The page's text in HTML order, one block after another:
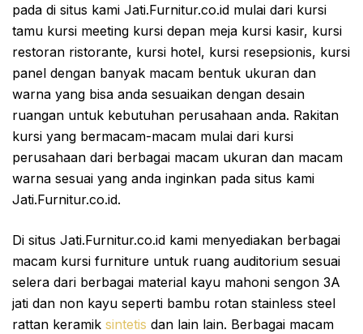
pada di situs kami Jati.Furnitur.co.id mulai dari kursi
tamu kursi meeting kursi depan meja kursi kasir, kursi
restoran ristorante, kursi hotel, kursi resepsionis, kursi
panel dengan banyak macam bentuk ukuran dan
warna yang bisa anda sesuaikan dengan desain
ruangan untuk kebutuhan perusahaan anda. Rakitan
kursi yang bermacam-macam mulai dari kursi
perusahaan dari berbagai macam ukuran dan macam
warna sesuai yang anda inginkan pada situs kami
Jati.Furnitur.co.id.
Di situs Jati.Furnitur.co.id kami menyediakan berbagai
macam kursi furniture untuk ruang auditorium sesuai
selera dari berbagai material kayu mahoni sengon 3A
jati dan non kayu seperti bambu rotan stainless steel
rattan keramik sintetis dan lain lain. Berbagai macam